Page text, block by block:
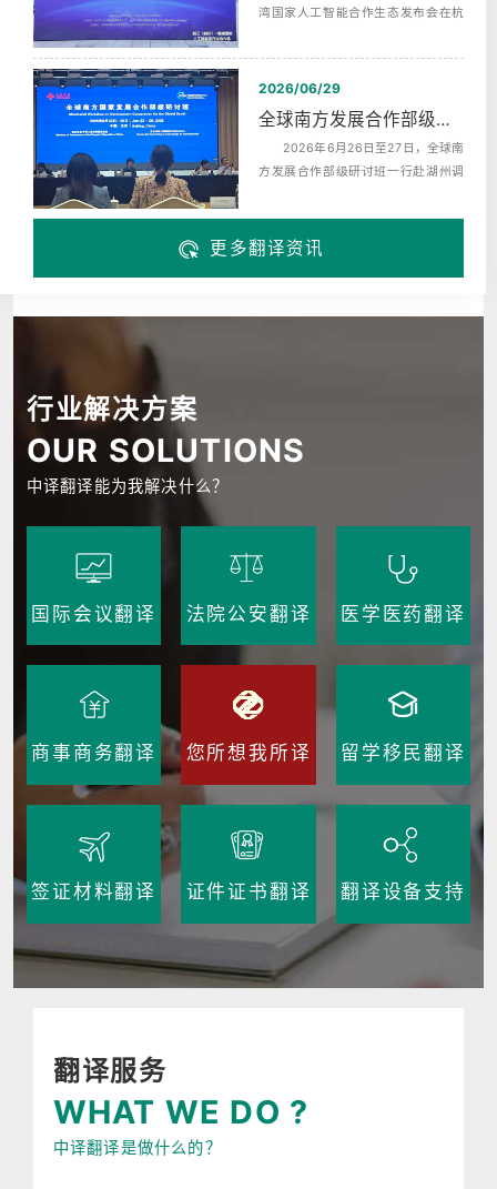
湾国家人工智能合作生态发布会在杭
了...
2026/06/29
全球南方发展合作部级研讨班赴湖州调研翻译服务
2026年6月26日至27日，全球南
方发展合作部级研讨班一行赴湖州调
罗、埃...
更多翻译资讯
行业解决方案
OUR SOLUTIONS
中译翻译能为我解决什么？
国际会议翻译 法院公安翻译 医学医药翻译
商事商务翻译 您所想我所译 留学移民翻译
签证材料翻译 证件证书翻译 翻译设备支持
翻译服务
WHAT WE DO ?
中译翻译是做什么的？